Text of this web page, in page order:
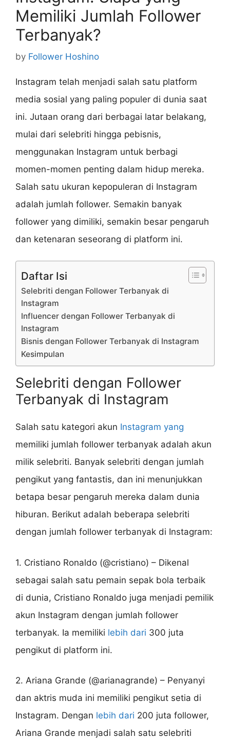
Memiliki Jumlah Follower
Terbanyak?
by Follower Hoshino
Instagram telah menjadi salah satu platform
media sosial yang paling populer di dunia saat
ini. Jutaan orang dari berbagai latar belakang,
mulai dari selebriti hingga pebisnis,
menggunakan Instagram untuk berbagi
momen-momen penting dalam hidup mereka.
Salah satu ukuran kepopuleran di Instagram
adalah jumlah follower. Semakin banyak
follower yang dimiliki, semakin besar pengaruh
dan ketenaran seseorang di platform ini.
Daftar Isi
Selebriti dengan Follower Terbanyak di
Instagram
Influencer dengan Follower Terbanyak di
Instagram
Bisnis dengan Follower Terbanyak di Instagram
Kesimpulan
Selebriti dengan Follower
Terbanyak di Instagram
Salah satu kategori akun Instagram yang
memiliki jumlah follower terbanyak adalah akun
milik selebriti. Banyak selebriti dengan jumlah
pengikut yang fantastis, dan ini menunjukkan
betapa besar pengaruh mereka dalam dunia
hiburan. Berikut adalah beberapa selebriti
dengan jumlah follower terbanyak di Instagram:
1. Cristiano Ronaldo (@cristiano) – Dikenal
sebagai salah satu pemain sepak bola terbaik
di dunia, Cristiano Ronaldo juga menjadi pemilik
akun Instagram dengan jumlah follower
terbanyak. Ia memiliki lebih dari 300 juta
pengikut di platform ini.
2. Ariana Grande (@arianagrande) – Penyanyi
dan aktris muda ini memiliki pengikut setia di
Instagram. Dengan lebih dari 200 juta follower,
Ariana Grande menjadi salah satu selebriti